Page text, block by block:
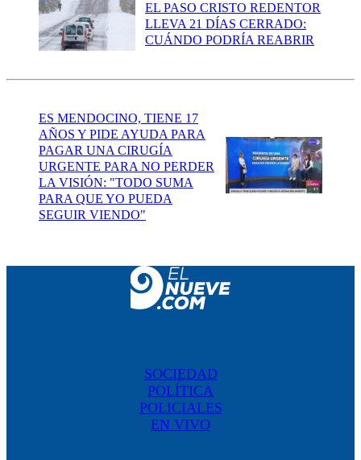
EL PASO CRISTO REDENTOR
LLEVA 21 DÍAS CERRADO:
CUÁNDO PODRÍA REABRIR
ES MENDOCINO, TIENE 17
AÑOS Y PIDE AYUDA PARA
PAGAR UNA CIRUGÍA
URGENTE PARA NO PERDER
LA VISIÓN: "TODO SUMA
PARA QUE YO PUEDA
SEGUIR VIENDO"
SOCIEDAD
POLÍTICA
POLICIALES
EN VIVO